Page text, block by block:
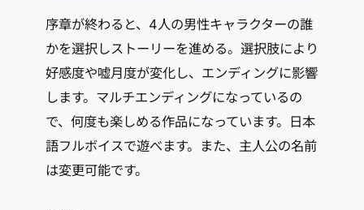
序章が終わると、4人の男性キャラクターの誰
かを選択しストーリーを進める。選択肢により
好感度や嘘月度が変化し、エンディングに影響
します。マルチエンディングになっているの
で、何度も楽しめる作品になっています。日本
語フルボイスで遊べます。また、主人公の名前
は変更可能です。